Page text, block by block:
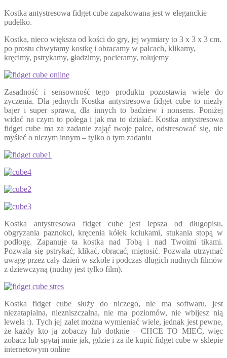
Kostka antystresowa fidget cube zapakowana jest w eleganckie
pudełko.
Kostka, nieco większa od kości do gry, jej wymiary to 3 x 3 x 3 cm.
po prostu chwytamy kostkę i obracamy w palcach, klikamy,
kręcimy, pstrykamy, gładzimy, pocieramy, rolujemy
Zasadność i sensowność tego produktu pozostawia wiele do
życzenia. Dla jednych Kostka antystresowa fidget cube to niezły
bajer i super sprawa, dla innych to badziew i nonsens. Poniżej
widać na czym to polega i jak ma to działać. Kostka antystresowa
fidget cube ma za zadanie zająć twoje palce, odstresować się, nie
myśleć o niczym innym – tylko o tym zadaniu
Kostka antystresowa fidget cube jest lepsza od długopisu,
obgryzania paznokci, kręcenia kółek kciukami, stukania stopą w
podłogę. Zapanuje ta kostka nad Tobą i nad Twoimi tikami.
Pozwala się pstrykać, klikać, obracać, miętosić. Pozwala utrzymać
uwagę przez cały dzień w szkole i podczas długich nudnych filmów
z dziewczyną (nudny jest tylko film).
Kostka fidget cube służy do niczego, nie ma softwaru, jest
niezatapialna, niezniszczalna, nie ma poziomów, nie wbijesz nią
lewela :). Tych jej zalet można wymieniać wiele, jednak jest pewne,
że każdy kto ją zobaczy lub dotknie – CHCE TO MIEĆ, więc
zobacz lub spytaj mnie jak, gdzie i za ile kupić fidget cube w sklepie
internetowym online